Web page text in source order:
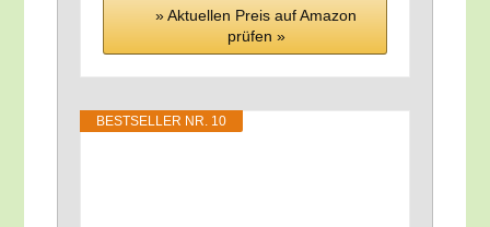
» Aktu­el­len Preis auf Ama­zon
prü­fen »
BEST­SEL­LER NR. 10